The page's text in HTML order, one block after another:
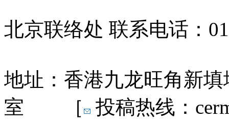
北京联络处 联系电话：
地址：香港九龙旺角新
室 ［
投稿热线：